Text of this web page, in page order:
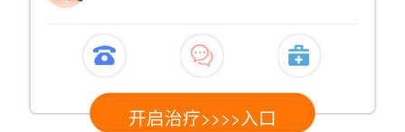
开启治疗>>>>入口